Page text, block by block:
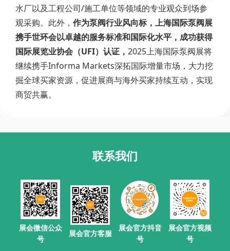
水厂以及工程公司/施工单位等领域的专业观众到场参
观采购。此外， 作为泵阀行业风向标，上海国际泵阀展
携手世环会以卓越的服务标准和国际化水平，成功获得
国际展览业协会（UFI）认证， 2025上海国际泵阀展将
继续携手Informa Markets深拓国际增量市场，大力挖
掘全球买家资源，促进展商与海外买家持续互动，实现
商贸共赢。
联系我们
展会微信公众
号
展会官方客服
展会官方抖音
号
展会官方视频
号